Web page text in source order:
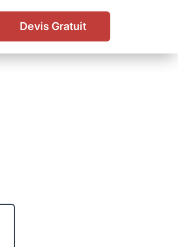
Devis Gratuit